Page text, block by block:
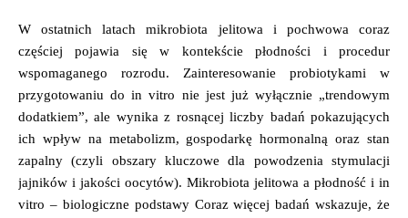
W ostatnich latach mikrobiota jelitowa i pochwowa coraz
częściej pojawia się w kontekście płodności i procedur
wspomaganego rozrodu. Zainteresowanie probiotykami w
przygotowaniu do in vitro nie jest już wyłącznie „trendowym
dodatkiem”, ale wynika z rosnącej liczby badań pokazujących
ich wpływ na metabolizm, gospodarkę hormonalną oraz stan
zapalny (czyli obszary kluczowe dla powodzenia stymulacji
jajników i jakości oocytów). Mikrobiota jelitowa a płodność i in
vitro – biologiczne podstawy Coraz więcej badań wskazuje, że